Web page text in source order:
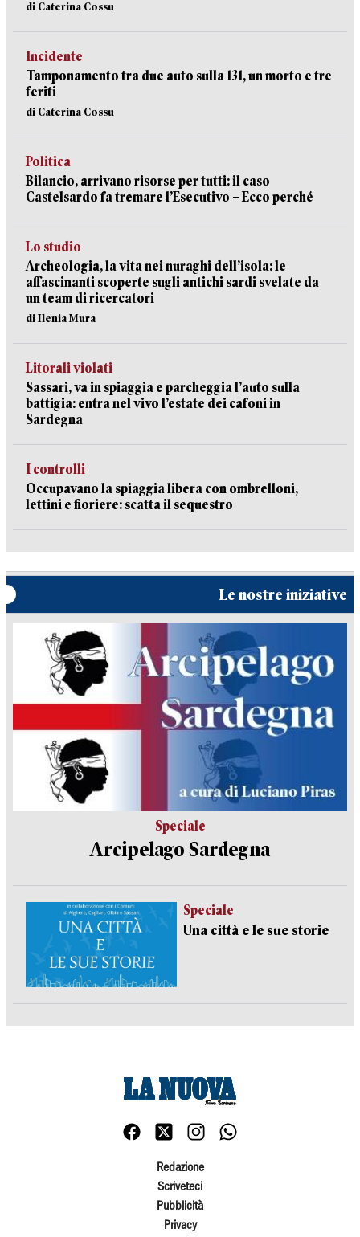
di Caterina Cossu
Incidente
Tamponamento tra due auto sulla 131, un morto e tre
feriti
di Caterina Cossu
Politica
Bilancio, arrivano risorse per tutti: il caso
Castelsardo fa tremare l’Esecutivo – Ecco perché
Lo studio
Archeologia, la vita nei nuraghi dell’isola: le
affascinanti scoperte sugli antichi sardi svelate da
un team di ricercatori
di Ilenia Mura
Litorali violati
Sassari, va in spiaggia e parcheggia l’auto sulla
battigia: entra nel vivo l’estate dei cafoni in
Sardegna
I controlli
Occupavano la spiaggia libera con ombrelloni,
lettini e fioriere: scatta il sequestro
Le nostre iniziative
Speciale
Arcipelago Sardegna
Speciale
Una città e le sue storie
Redazione
Scriveteci
Pubblicità
Privacy